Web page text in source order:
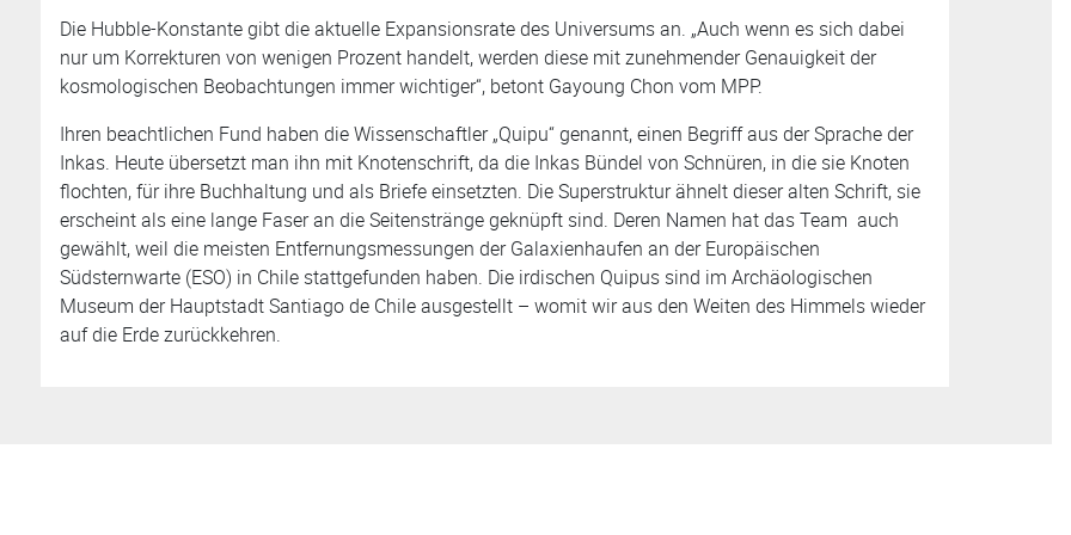
Die Hubble-Konstante gibt die aktuelle Expansionsrate des Universums an. „Auch wenn es sich dabei
nur um Korrekturen von wenigen Prozent handelt, werden diese mit zunehmender Genauigkeit der
kosmologischen Beobachtungen immer wichtiger“, betont Gayoung Chon vom MPP.
Ihren beachtlichen Fund haben die Wissenschaftler „Quipu“ genannt, einen Begriff aus der Sprache der
Inkas. Heute übersetzt man ihn mit Knotenschrift, da die Inkas Bündel von Schnüren, in die sie Knoten
flochten, für ihre Buchhaltung und als Briefe einsetzten. Die Superstruktur ähnelt dieser alten Schrift, sie
erscheint als eine lange Faser an die Seitenstränge geknüpft sind. Deren Namen hat das Team auch
gewählt, weil die meisten Entfernungsmessungen der Galaxienhaufen an der Europäischen
Südsternwarte (ESO) in Chile stattgefunden haben. Die irdischen Quipus sind im Archäologischen
Museum der Hauptstadt Santiago de Chile ausgestellt – womit wir aus den Weiten des Himmels wieder
auf die Erde zurückkehren.